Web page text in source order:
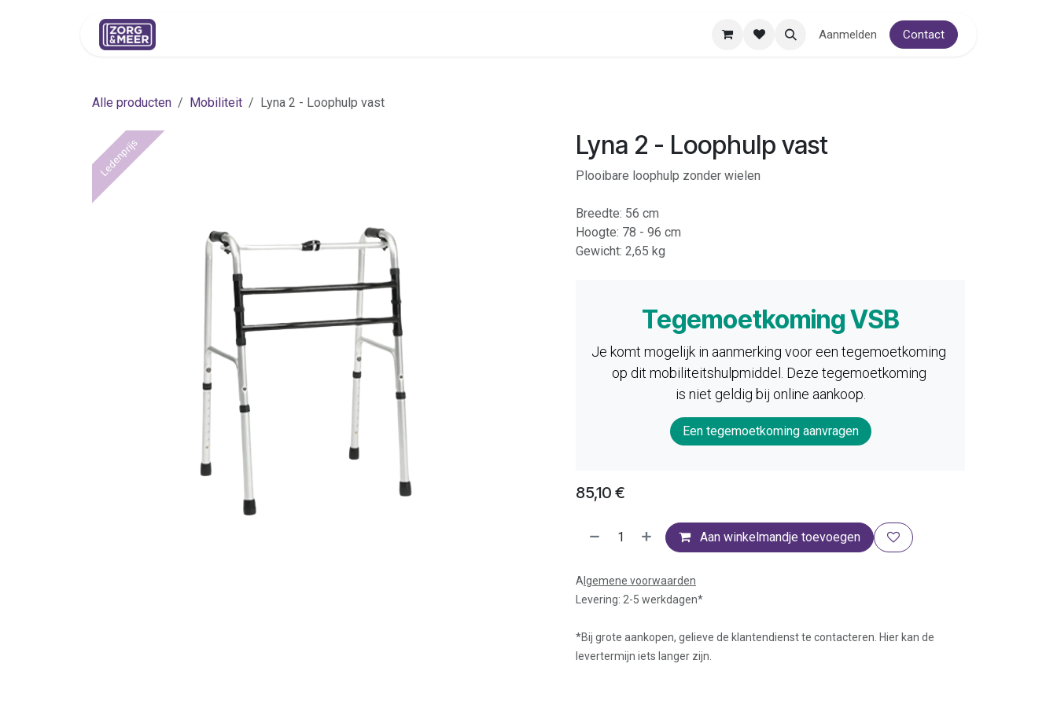
Aanmelden Contact
Alle producten Mobiliteit Lyna 2 - Loophulp vast
Ledenprijs Lyna 2 - Loophulp vast
Plooibare loophulp zonder wielen
Breedte: 56 cm
Hoogte: 78 - 96 cm
Gewicht: 2,65 kg
Tegemoetkoming VSB
Je komt mogelijk in aanmerking voor een tegemoetkoming
op dit mobiliteitshulpmiddel. Deze tegemoetkoming
is niet geldig bij online aankoop.
Een tegemoetkoming aanvragen
85,10 €
Aan winkelmandje toevoegen
A lgemene voorwaarden
Levering: 2-5 werkdagen*
*Bij grote aankopen, gelieve de klantendienst te contacteren. Hier kan de
levertermijn iets langer zijn.